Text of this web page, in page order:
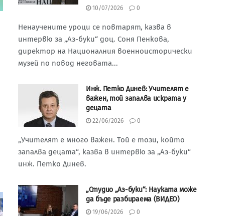
10/07/2026 0
Ненаучените уроци се повтарят, казва в
интервю за „Аз-буки“ доц. Соня Пенкова,
директор на Националния военноисторически
музей по повод неговата...
Инж. Петко Динев: Учителят е
важен, той запалва искрата у
децата
22/06/2026 0
„Учителят е много важен. Той е този, който
запалва децата“, казва в интервю за „Аз-буки“
инж. Петко Динев.
„Студио „Аз-буки“: Науката може
да бъде разбираема (ВИДЕО)
19/06/2026 0